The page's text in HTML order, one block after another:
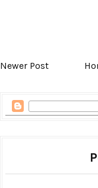
Newer Post